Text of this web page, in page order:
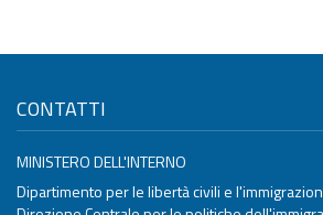
CONTATTI
MINISTERO DELL'INTERNO
Dipartimento per le libertà civili e